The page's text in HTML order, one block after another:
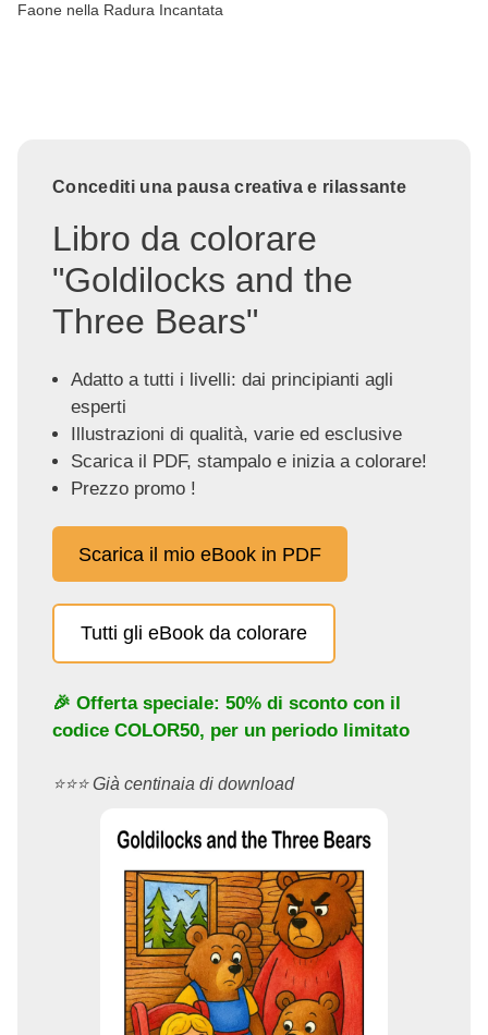
Faone nella Radura Incantata
Concediti una pausa creativa e rilassante
Libro da colorare
"Goldilocks and the
Three Bears"
Adatto a tutti i livelli: dai principianti agli
esperti
Illustrazioni di qualità, varie ed esclusive
Scarica il PDF, stampalo e inizia a colorare!
Prezzo promo !
Scarica il mio eBook in PDF
Tutti gli eBook da colorare
🎉 Offerta speciale: 50% di sconto con il
codice COLOR50, per un periodo limitato
⭐️⭐️⭐️ Già centinaia di download